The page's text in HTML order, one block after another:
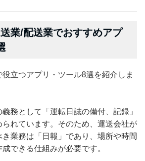
業/配送業でおすすめアプ
立つアプリ・ツール8選を紹介しま
務として「運転日誌の備付、記録」
れています。そのため、運送会社が
業務は「日報」であり、場所や時間
できる仕組みが必要です。